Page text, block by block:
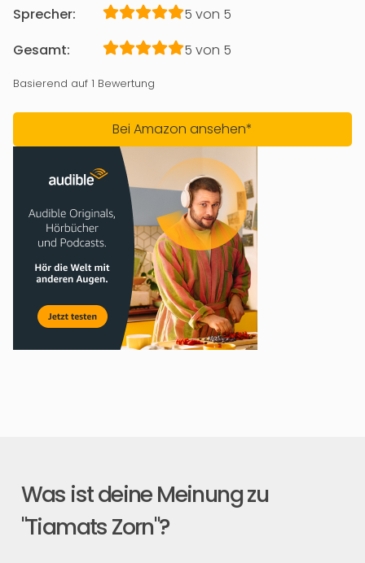
Sprecher:
5 von 5
Gesamt:
5 von 5
Basierend auf 1 Bewertung
Bei Amazon ansehen*
Was ist deine Meinung zu
"Tiamats Zorn"?